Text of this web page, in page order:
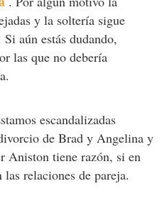
y la soltería sigue
aún estás dudando,
las que no debería
escandalizadas
de Brad y Angelina y
Aniston tiene razón, si en
relaciones de pareja.